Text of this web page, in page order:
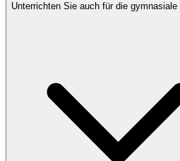
Unterrichten Sie auch für die gymnasiale